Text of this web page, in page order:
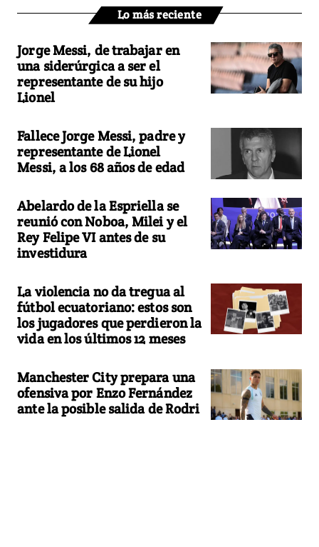
Lo más reciente
Jorge Messi, de trabajar en
una siderúrgica a ser el
representante de su hijo
Lionel
Fallece Jorge Messi, padre y
representante de Lionel
Messi, a los 68 años de edad
Abelardo de la Espriella se
reunió con Noboa, Milei y el
Rey Felipe VI antes de su
investidura
La violencia no da tregua al
fútbol ecuatoriano: estos son
los jugadores que perdieron la
vida en los últimos 12 meses
Manchester City prepara una
ofensiva por Enzo Fernández
ante la posible salida de Rodri